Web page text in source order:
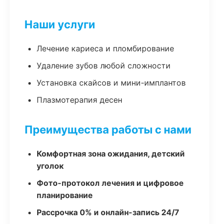
Наши услуги
Лечение кариеса и пломбирование
Удаление зубов любой сложности
Установка скайсов и мини-имплантов
Плазмотерапия десен
Преимущества работы с нами
Комфортная зона ожидания, детский
уголок
Фото-протокол лечения и цифровое
планирование
Рассрочка 0% и онлайн-запись 24/7